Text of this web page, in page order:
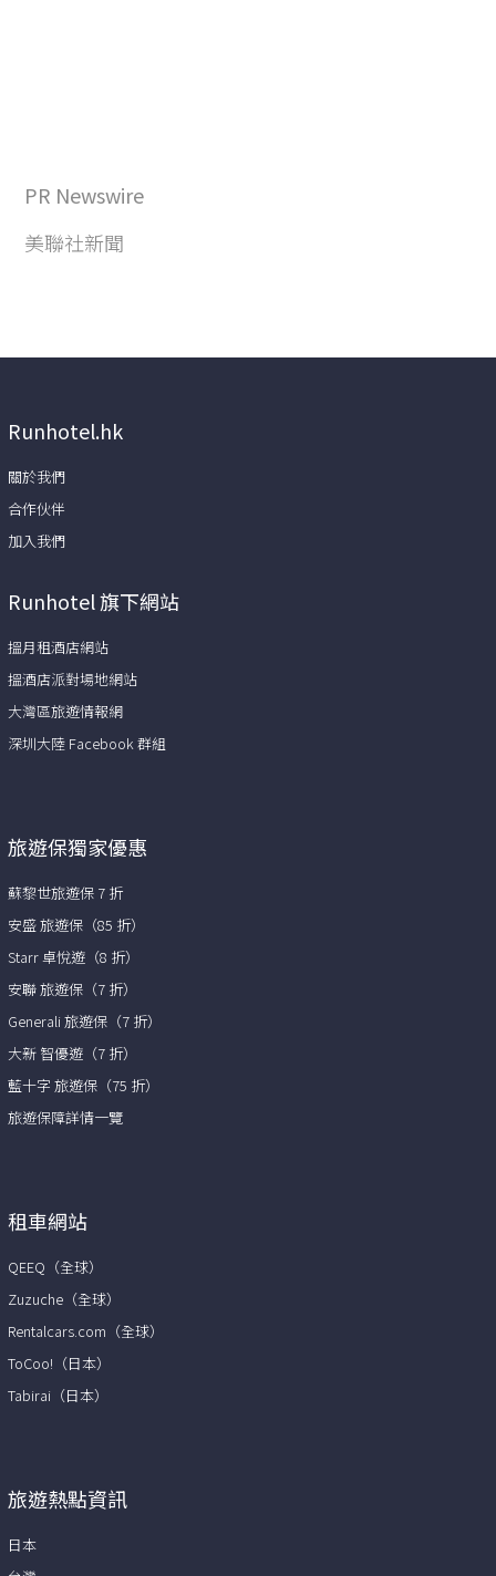
PR Newswire
美聯社新聞
Runhotel.hk
關於我們
合作伙伴
加入我們
Runhotel 旗下網站
搵月租酒店網站
搵酒店派對場地網站
大灣區旅遊情報網
深圳大陸 Facebook 群組
旅遊保獨家優惠
蘇黎世旅遊保 7 折
安盛 旅遊保（85 折）
Starr 卓悅遊（8 折）
安聯 旅遊保（7 折）
Generali 旅遊保（7 折）
大新 智優遊（7 折）
藍十字 旅遊保（75 折）
旅遊保障詳情一覽
租車網站
QEEQ（全球）
Zuzuche（全球）
Rentalcars.com（全球）
ToCoo!（日本）
Tabirai（日本）
旅遊熱點資訊
日本